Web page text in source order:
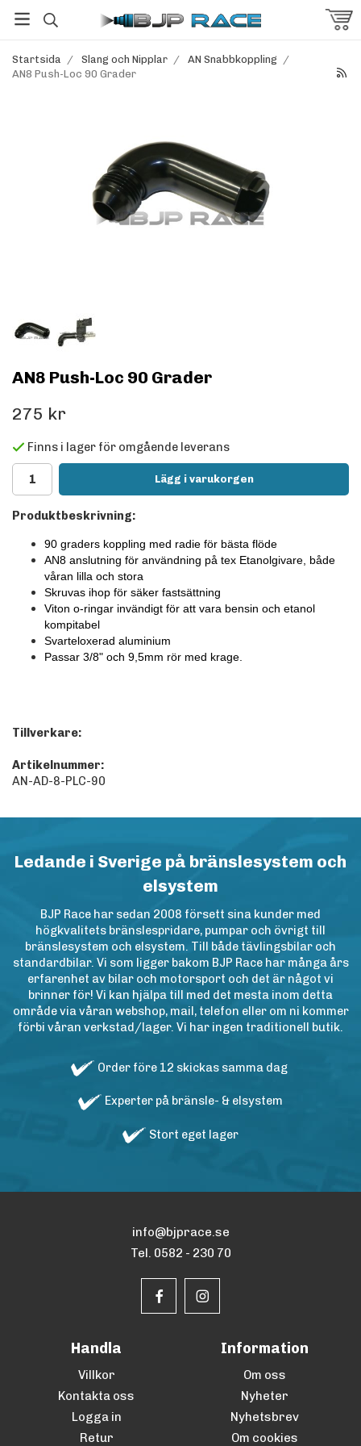
Startsida / Slang och Nipplar / AN Snabbkoppling /
AN8 Push-Loc 90 Grader
AN8 Push-Loc 90 Grader
275 kr
Finns i lager för omgående leverans
Lägg i varukorgen
Produktbeskrivning:
90 graders koppling med radie för bästa flöde
AN8 anslutning för användning på tex Etanolgivare, både
våran lilla och stora
Skruvas ihop för säker fastsättning
Viton o-ringar invändigt för att vara bensin och etanol
kompitabel
Svarteloxerad aluminium
Passar 3/8" och 9,5mm rör med krage.
Tillverkare:
Artikelnummer:
AN-AD-8-PLC-90
Ledande i Sverige på bränslesystem och
elsystem
BJP Race har sedan 2008 försett sina kunder med
högkvalitets bränslespridare, pumpar och övrigt till
bränslesystem och elsystem. Till både tävlingsbilar och
standardbilar. Vi som ligger bakom BJP Race har många års
erfarenhet av bilar och motorsport och det är något vi
brinner för! Vi kan hjälpa till med det mesta inom detta
område via våran webshop, mail, telefon eller om ni kommer
förbi våran verkstad/lager. Vi har ingen traditionell butik.
Order före 12 skickas samma dag
Experter på bränsle- & elsystem
Stort eget lager
info@bjprace.se
Tel. 0582 - 230 70
Handla
Villkor
Kontakta oss
Logga in
Retur
Information
Om oss
Nyheter
Nyhetsbrev
Om cookies